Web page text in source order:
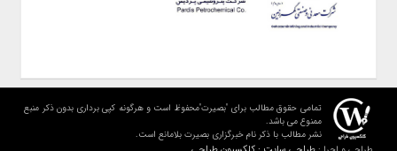
تمامی حقوق مطالب برای "بصیرت"محفوظ است و هرگونه کپی برداری بدون ذکر منبع
ممنوع می باشد.
نشر مطالب با ذکر نام خبرگزاری بصیرت بلامانع است.